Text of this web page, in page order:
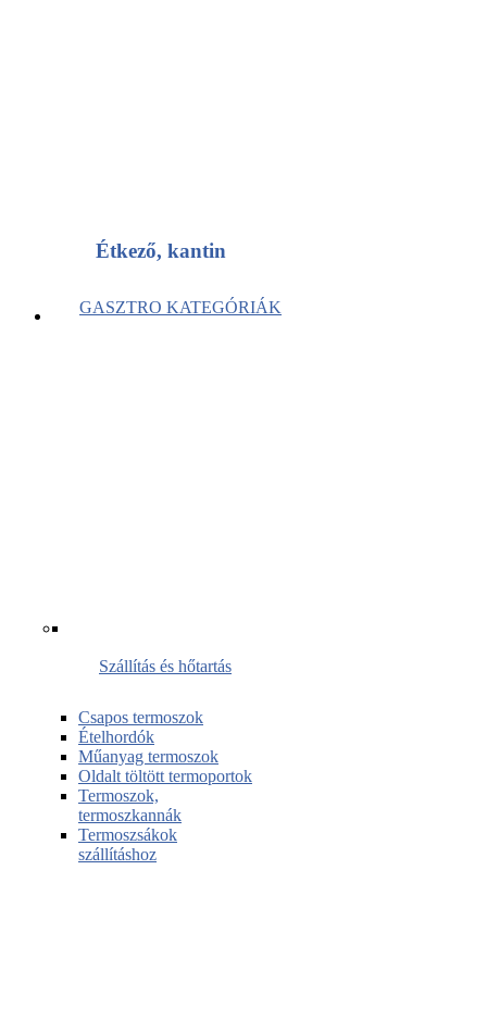
Étkező, kantin
GASZTRO KATEGÓRIÁK
Szállítás és hőtartás
Csapos termoszok
Ételhordók
Műanyag termoszok
Oldalt töltött termoportok
Termoszok,
termoszkannák
Termoszsákok
szállításhoz